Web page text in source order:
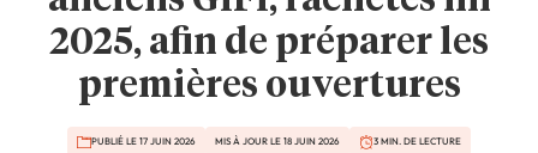
2025, afin de préparer les
premières ouvertures
PUBLIÉ LE 17 JUIN 2026 MIS À JOUR LE 18 JUIN 2026 3 MIN. DE LECTURE